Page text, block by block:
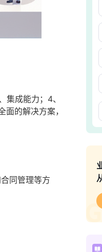
成能力；4、
的解决方案，
同管理等方